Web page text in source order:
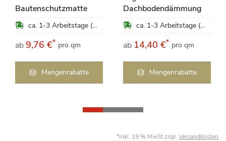
Bautenschutzmatte
ca. 1-3 Arbeitstage (Mo-Fr)
ab9,76 €* pro qm
Mengenrabatte
Dachbodendämmung
ca. 1-3 Arbeitstage (Mo-Fr)
ab 14,40 €* pro qm
Mengenrabatte
*inkl. 19 % MwSt zzgl. Versandkosten